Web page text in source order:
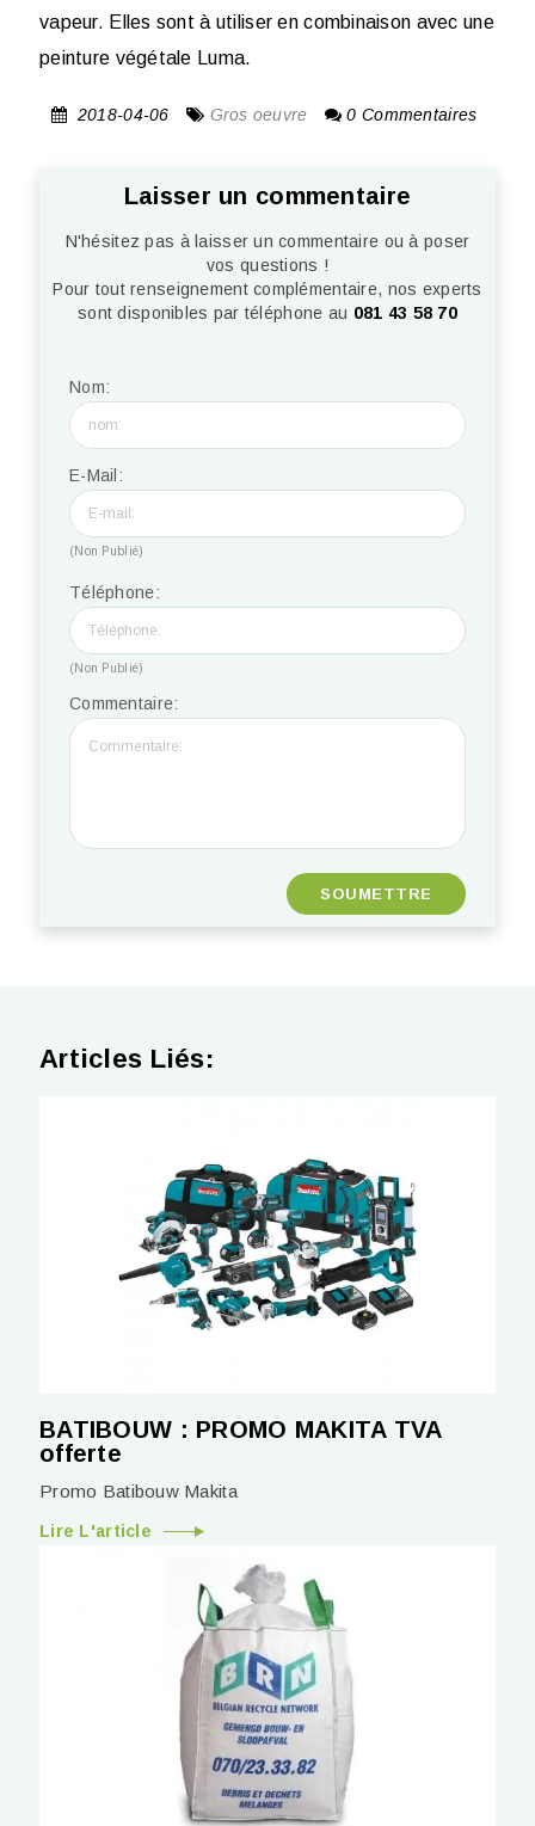
vapeur. Elles sont à utiliser en combinaison avec une
peinture végétale Luma.
2018-04-06 Gros oeuvre 0 Commentaires
Laisser un commentaire
N'hésitez pas à laisser un commentaire ou à poser
vos questions !
Pour tout renseignement complémentaire, nos experts
sont disponibles par téléphone au 081 43 58 70
Nom:
E-Mail:
(Non Publié)
Téléphone:
(Non Publié)
Commentaire:
Articles Liés:
BATIBOUW : PROMO MAKITA TVA
offerte
Promo Batibouw Makita
Lire L'article